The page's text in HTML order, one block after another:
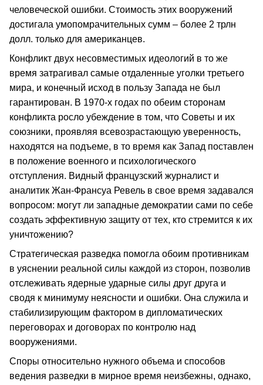
человеческой ошибки. Стоимость этих вооружений
достигала умопомрачительных сумм – более 2 трлн
долл. только для американцев.
Конфликт двух несовместимых идеологий в то же
время затрагивал самые отдаленные уголки третьего
мира, и конечный исход в пользу Запада не был
гарантирован. В 1970-х годах по обеим сторонам
конфликта росло убеждение в том, что Советы и их
союзники, проявляя всевозрастающую уверенность,
находятся на подъеме, в то время как Запад поставлен
в положение военного и психологического
отступления. Видный французский журналист и
аналитик Жан-Франсуа Ревель в свое время задавался
вопросом: могут ли западные демократии сами по себе
создать эффективную защиту от тех, кто стремится к их
уничтожению?
Стратегическая разведка помогла обоим противникам
в уяснении реальной силы каждой из сторон, позволив
отслеживать ядерные ударные силы друг друга и
сводя к минимуму неясности и ошибки. Она служила и
стабилизирующим фактором в дипломатических
переговорах и договорах по контролю над
вооружениями.
Споры относительно нужного объема и способов
ведения разведки в мирное время неизбежны, однако,